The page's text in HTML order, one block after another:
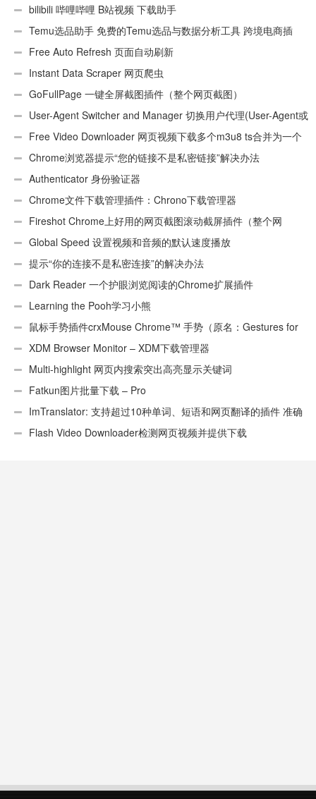
bilibili 哔哩哔哩 B站视频 下载助手
Temu选品助手 免费的Temu选品与数据分析工具 跨境电商插
件 Free Auto Refresh 页面自动刷新
Instant Data Scraper 网页爬虫
GoFullPage 一键全屏截图插件（整个网页截图）
User-Agent Switcher and Manager 切换用户代理(User-Agent或
UA)Free Video Downloader 网页视频下载多个m3u8 ts合并为一个
ts文件Chrome浏览器提示“您的链接不是私密链接”解决办法
Authenticator 身份验证器
Chrome文件下载管理插件：Chrono下载管理器
Fireshot Chrome上好用的网页截图滚动截屏插件（整个网
页）Global Speed 设置视频和音频的默认速度播放
提示“你的连接不是私密连接”的解决办法
Dark Reader 一个护眼浏览阅读的Chrome扩展插件
Learning the Pooh学习小熊
鼠标手势插件crxMouse Chrome™ 手势（原名：Gestures for
Chrome(TM)汉化版）
XDM Browser Monitor – XDM下载管理器
Multi-highlight 网页内搜索突出高亮显示关键词
Fatkun图片批量下载 – Pro
ImTranslator: 支持超过10种单词、短语和网页翻译的插件 准确
性不错Flash Video Downloader检测网页视频并提供下载